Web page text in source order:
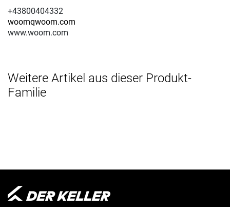
+43800404332
woomqwoom.com
www.woom.com
Weitere Artikel aus dieser Produkt-
Familie